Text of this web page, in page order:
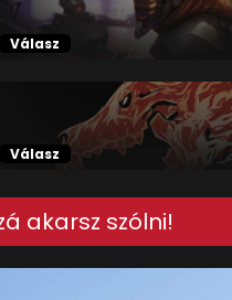
Válasz
Válasz
akarsz szólni!